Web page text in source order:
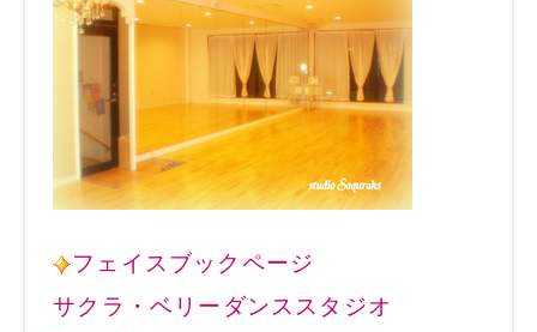
フェイスブックページ
サクラ・ベリーダンススタジオ